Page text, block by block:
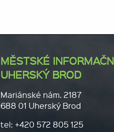
MĚSTSKÉ
UHERSKÝ BROD
Mariánské nám. 2187
688 01 Uherský Brod
tel: +420 572 805 125